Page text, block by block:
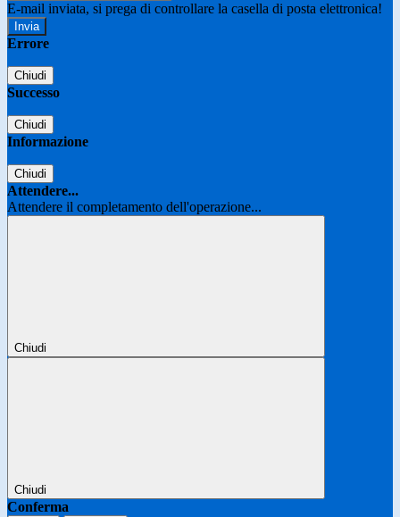
E-mail inviata, si prega di controllare la casella di posta elettronica!
Errore
Chiudi
Successo
Chiudi
Informazione
Chiudi
Attendere...
Attendere il completamento dell'operazione...
Chiudi
Chiudi
Conferma